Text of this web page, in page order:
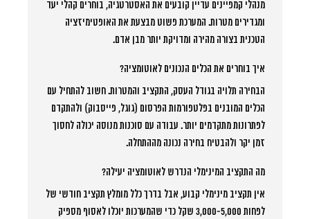
מנהלי קמפיינים עדיין קובעים את האסטרטגיה, בוחרים קהלי יעד
ומגדירים מטרות. המערכת פשוט מבצעת את האופטימיזציה
הטכנית בצורה מהירה ומדויקת יותר מבן אדם.
איך בוחרים את הכלים הנכונים לאוטומציה?
הבחירה תלויה בגודל העסק, התקציב והמטרות. חשוב להתחיל עם
הכלים המובנים בפלטפורמות הפרסום (גוגל, פייסבוק) ולהתקדם
לפתרונות מתקדמים יותר. עבודה עם סוכנות מנוסה יכולה לחסוך
זמן יקר ולהבטיח בחירה נכונה מההתחלה.
מה התקציב המינימלי הנדרש לאוטומציה יעילה?
אין תקציב מינימלי קבוע, אבל בדרך כלל מומלץ תקציב חודשי של
לפחות 3,000-5,000 שקל כדי שהמערכות יוכלו לאסוף מספיק